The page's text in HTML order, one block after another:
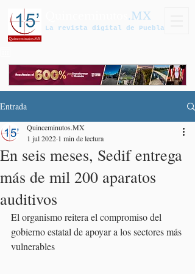
.MX
La revista digital de Puebla
Entrada
En seis meses, Sedif entrega
más de mil 200 aparatos
auditivos
Quinceminutos.MX
1 jul 2022 1 min de lectura
El organismo reitera el compromiso del
gobierno estatal de apoyar a los sectores más
vulnerables